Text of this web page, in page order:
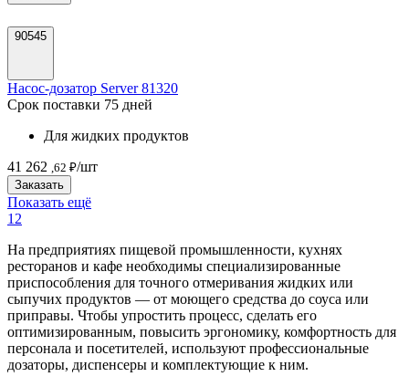
90545
Насос-дозатор Server 81320
Срок поставки 75 дней
Для жидких продуктов
41 262 ,62 ₽/шт
Заказать
Показать ещё
1 2
На предприятиях пищевой промышленности, кухнях
ресторанов и кафе необходимы специализированные
приспособления для точного отмеривания жидких или
сыпучих продуктов — от моющего средства до соуса или
приправы. Чтобы упростить процесс, сделать его
оптимизированным, повысить эргономику, комфортность для
персонала и посетителей, используют профессиональные
дозаторы, диспенсеры и комплектующие к ним.